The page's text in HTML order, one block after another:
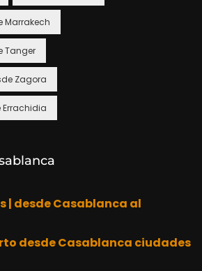
Marrakech
Tanger
Zagora
Errachidia
| desde Casablanca al
desde Casablanca ciudades